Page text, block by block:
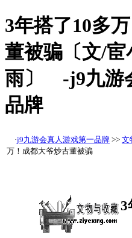
3年搭了10多
董被骗〔文/宦
雨〕 -j9九游
品牌
·j9九游会真人游戏第一品牌 >> 文
万！成都大爷炒古董被骗
3